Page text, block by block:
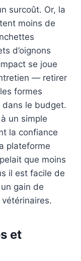
surcoût. Or, la
moins de
d’oignons
se joue
— retirer
formes
le budget.
un simple
la confiance
plateforme
que moins
il est facile de
gain de
et